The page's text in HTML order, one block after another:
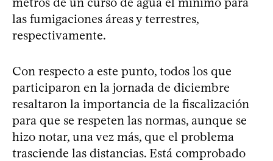
las fumigaciones áreas y terrestres,
respectivamente.
Con respecto a este punto, todos los que
participaron en la jornada de diciembre
resaltaron la importancia de la fiscalización
para que se respeten las normas, aunque se
hizo notar, una vez más, que el problema
trasciende las distancias. Está comprobado